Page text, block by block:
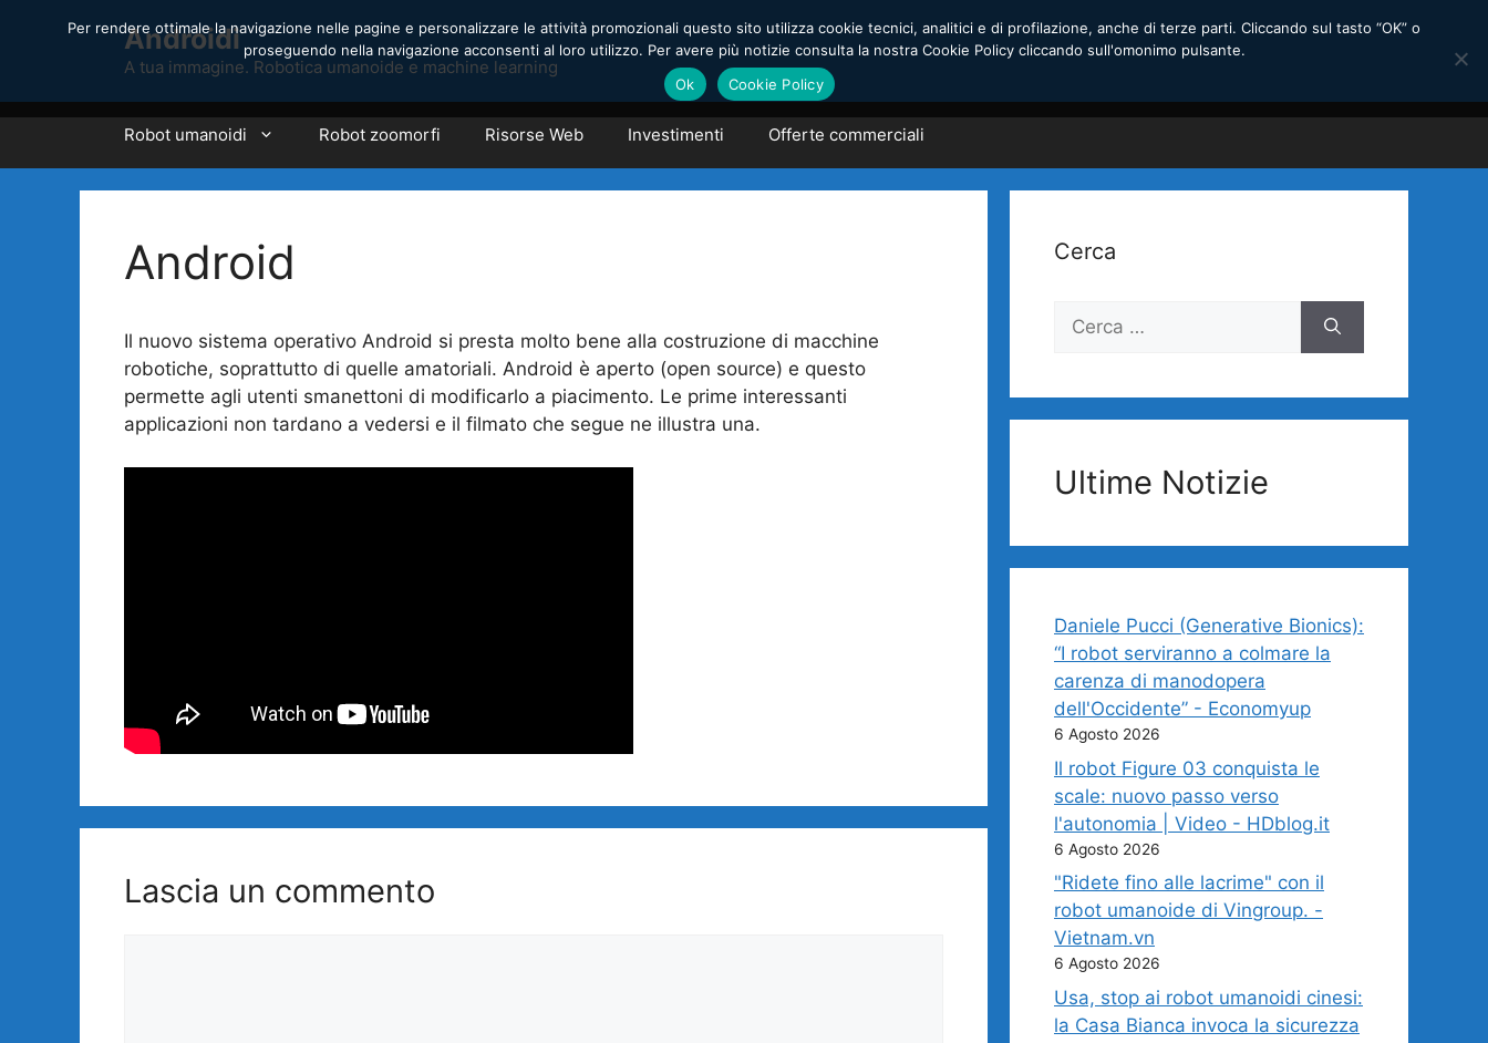
Androidi
A tua immagine. Robotica umanoide e machine learning
Robot umanoidi Robot zoomorfi Risorse Web Investimenti Offerte commerciali
Android
Il nuovo sistema operativo Android si presta molto bene alla costruzione di macchine
robotiche, soprattutto di quelle amatoriali. Android è aperto (open source) e questo
permette agli utenti smanettoni di modificarlo a piacimento. Le prime interessanti
applicazioni non tardano a vedersi e il filmato che segue ne illustra una.
Lascia un commento
Cerca
Ricerca
Ultime Notizie
Daniele Pucci (Generative Bionics):
“I robot serviranno a colmare la
carenza di manodopera
dell'Occidente” - Economyup
6 Agosto 2026
Il robot Figure 03 conquista le
scale: nuovo passo verso
l'autonomia | Video - HDblog.it
6 Agosto 2026
"Ridete fino alle lacrime" con il
robot umanoide di Vingroup. -
Vietnam.vn
6 Agosto 2026
Usa, stop ai robot umanoidi cinesi:
la Casa Bianca invoca la sicurezza
Per rendere ottimale la navigazione nelle pagine e personalizzare le attività promozionali questo sito utilizza cookie tecnici, analitici e di profilazione, anche di terze parti. Cliccando sul tasto “OK” o
proseguendo nella navigazione acconsenti al loro utilizzo. Per avere più notizie consulta la nostra Cookie Policy cliccando sull'omonimo pulsante.
Ok
Cookie Policy